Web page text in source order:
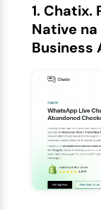
1. Chatix.
Native
Business